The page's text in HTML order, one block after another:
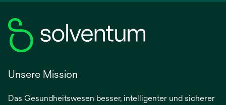
Unsere Mission
Das Gesundheitswesen besser, intelligenter und sicherer